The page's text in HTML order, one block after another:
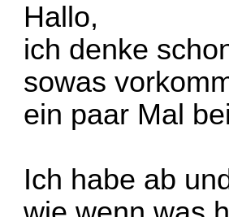
Hallo,
ich denke
sowas
ein paar Mal
Ich habe ab